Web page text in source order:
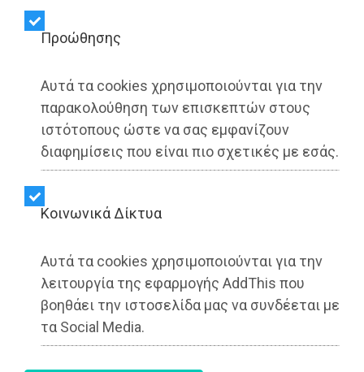
Προώθησης
Αυτά τα cookies χρησιμοποιούνται για την
παρακολούθηση των επισκεπτών στους
ιστότοπους ώστε να σας εμφανίζουν
διαφημίσεις που είναι πιο σχετικές με εσάς.
Kοινωνικά Δίκτυα
Αυτά τα cookies χρησιμοποιούνται για την
λειτουργία της εφαρμογής AddThis που
βοηθάει την ιστοσελίδα μας να συνδέεται με
τα Social Media.
Dimotisnews | 02/08/2025 - 13:36